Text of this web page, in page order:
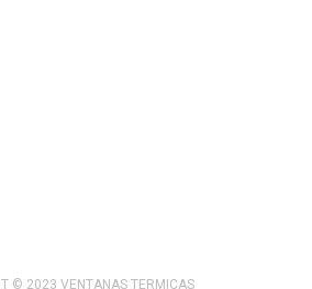
© 2023 VENTANAS TERMICAS